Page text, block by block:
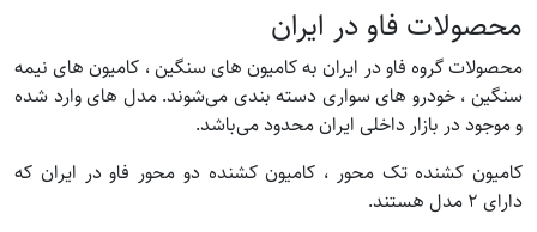
محصولات فاو در ایران
محصولات گروه فاو در ایران به کامیون های سنگین ، کامیون های نیمه
سنگین ، خودرو های سواری دسته بندی می‌شوند. مدل های وارد شده
و موجود در بازار داخلی ایران محدود می‌باشد.
کامیون کشنده تک محور ، کامیون کشنده دو محور فاو در ایران که
دارای ۲ مدل هستند.